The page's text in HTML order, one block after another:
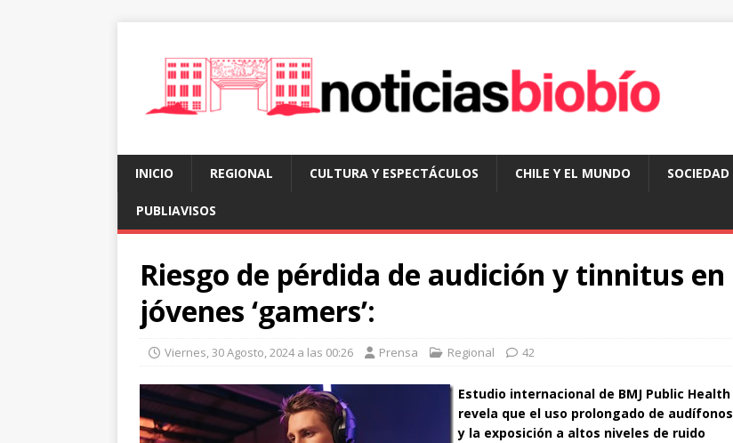
INICIO REGIONAL CULTURA Y ESPECTÁCULOS CHILE Y EL MUNDO SOCIEDAD
PUBLIAVISOS
Riesgo de pérdida de audición y tinnitus en
jóvenes ‘gamers’:
Viernes, 30 Agosto, 2024 a las 00:26 Prensa Regional 42
Estudio internacional de BMJ Public Health
revela que el uso prolongado de audífonos
y la exposición a altos niveles de ruido